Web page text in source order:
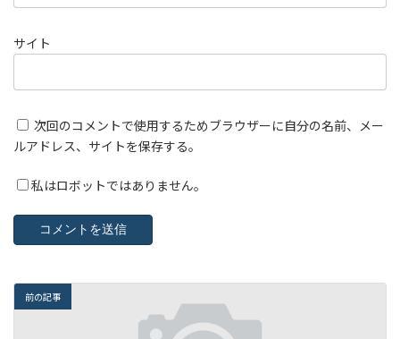
サイト
次回のコメントで使用するためブラウザーに自分の名前、メー
ルアドレス、サイトを保存する。
私はロボットではありません。
前の記事